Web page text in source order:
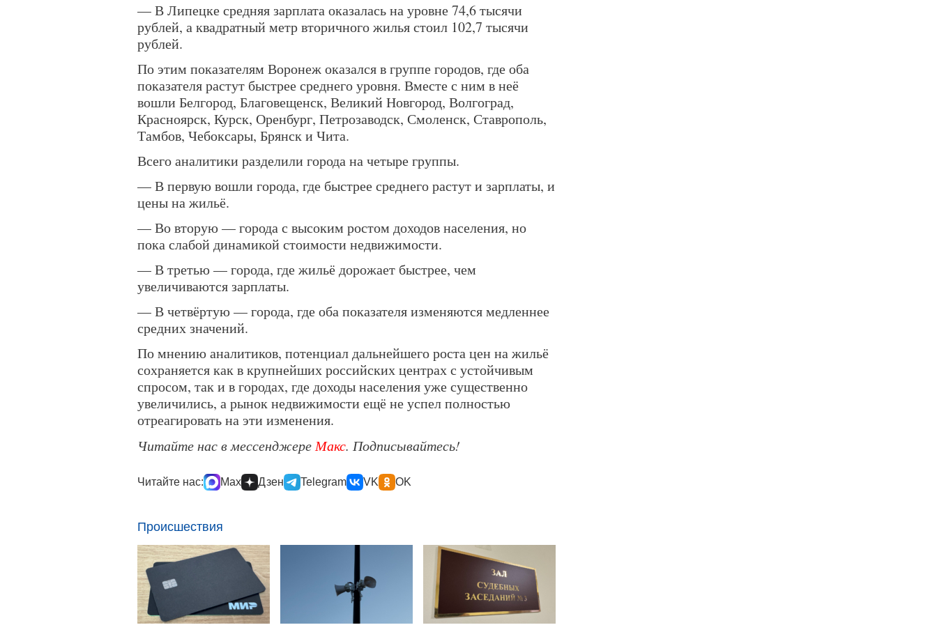
— В Липецке средняя зарплата оказалась на уровне 74,6 тысячи
рублей, а квадратный метр вторичного жилья стоил 102,7 тысячи
рублей.
По этим показателям Воронеж оказался в группе городов, где оба
показателя растут быстрее среднего уровня. Вместе с ним в неё
вошли Белгород, Благовещенск, Великий Новгород, Волгоград,
Красноярск, Курск, Оренбург, Петрозаводск, Смоленск, Ставрополь,
Тамбов, Чебоксары, Брянск и Чита.
Всего аналитики разделили города на четыре группы.
— В первую вошли города, где быстрее среднего растут и зарплаты, и
цены на жильё.
— Во вторую — города с высоким ростом доходов населения, но
пока слабой динамикой стоимости недвижимости.
— В третью — города, где жильё дорожает быстрее, чем
увеличиваются зарплаты.
— В четвёртую — города, где оба показателя изменяются медленнее
средних значений.
По мнению аналитиков, потенциал дальнейшего роста цен на жильё
сохраняется как в крупнейших российских центрах с устойчивым
спросом, так и в городах, где доходы населения уже существенно
увеличились, а рынок недвижимости ещё не успел полностью
отреагировать на эти изменения.
Читайте нас в мессенджере Макс. Подписывайтесь!
Читайте нас: Max Дзен Telegram VK OK
Происшествия